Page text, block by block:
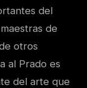
del
de
otros
al Prado es
del arte que